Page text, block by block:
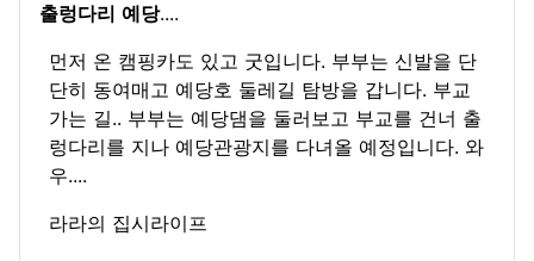
출렁다리 예당....
먼저 온 캠핑카도 있고 굿입니다. 부부는 신발을 단
단히 동여매고 예당호 둘레길 탐방을 갑니다. 부교
가는 길.. 부부는 예당댐을 둘러보고 부교를 건너 출
렁다리를 지나 예당관광지를 다녀올 예정입니다. 와
우....
라라의 집시라이프